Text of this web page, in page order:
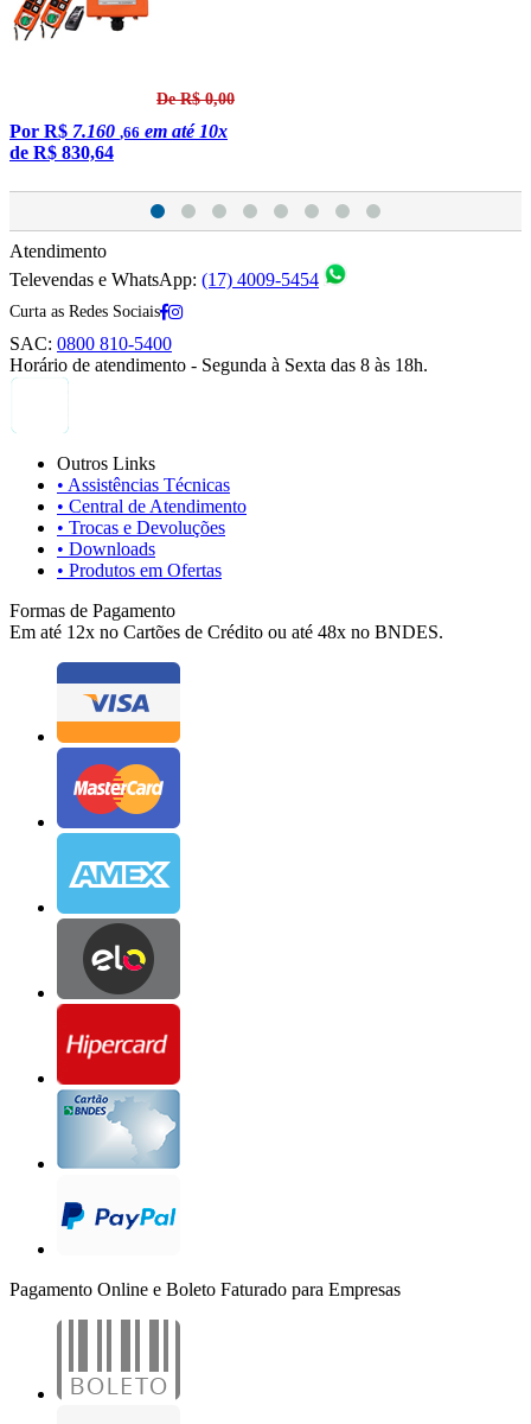
De R$ 0,00
Por R$ 7.160 ,66 em até 10x
de R$ 830,64
Atendimento
Televendas e WhatsApp: (17) 4009-5454
Curta as Redes Sociais
SAC: 0800 810-5400
Horário de atendimento - Segunda à Sexta das 8 às 18h.
Outros Links
• Assistências Técnicas
• Central de Atendimento
• Trocas e Devoluções
• Downloads
• Produtos em Ofertas
Formas de Pagamento
Em até 12x no Cartões de Crédito ou até 48x no BNDES.
Pagamento Online e Boleto Faturado para Empresas